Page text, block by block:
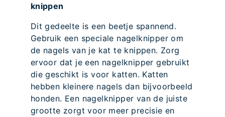
knippen
Dit gedeelte is een beetje spannend.
Gebruik een speciale nagelknipper om
de nagels van je kat te knippen. Zorg
ervoor dat je een nagelknipper gebruikt
die geschikt is voor katten. Katten
hebben kleinere nagels dan bijvoorbeeld
honden. Een nagelknipper van de juiste
grootte zorgt voor meer precisie en